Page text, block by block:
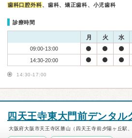
歯科口腔外科、歯科、矯正歯科、小児歯科
診療時間
月 火 水
09:00-13:00
14:30-20:00
14:30-17:00
四天王寺東大門前デンタル
大阪府大阪市天王寺区勝山（四天王寺前夕陽ヶ丘駅